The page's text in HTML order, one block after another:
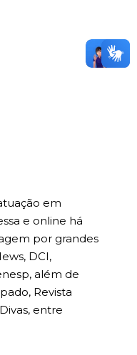
em
e online há
por grandes
DCI,
além de
Revista
entre